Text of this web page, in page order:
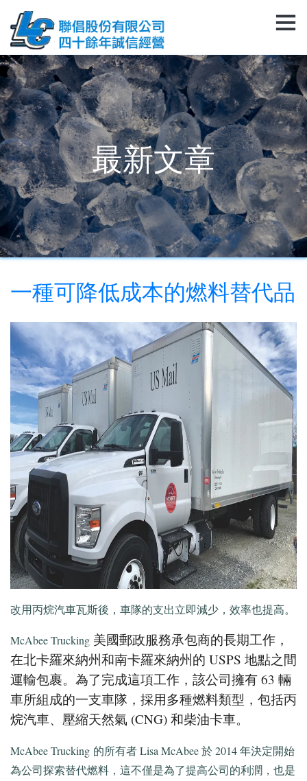
最新文章
一種可降低成本的燃料替代品
改用丙烷汽車瓦斯後，車隊的支出立即減少，效率也提高。
McAbee Trucking 美國郵政服務承包商的長期工作，
在北卡羅來納州和南卡羅來納州的 USPS 地點之間
運輸包裹。為了完成這項工作，該公司擁有 63 輛
車所組成的一支車隊，採用多種燃料類型，包括丙
烷汽車、壓縮天然氣 (CNG) 和柴油卡車。
McAbee Trucking 的所有者 Lisa McAbee 於 2014 年決定開始
為公司探索替代燃料，這不僅是為了提高公司的利潤，也是